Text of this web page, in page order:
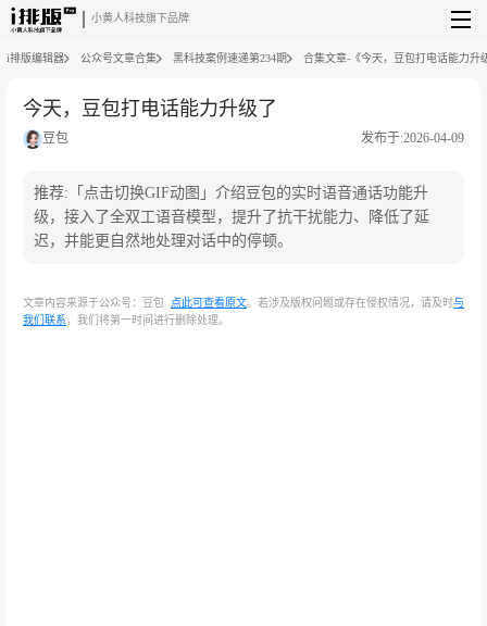
小黄人科技旗下品牌
i排版编辑器 公众号文章合集 黑科技案例速递第234期 合集文章-《今天，豆包打电话能力升
今天，豆包打电话能力升级了
豆包 发布于:2026-04-09
推荐:「点击切换GIF动图」介绍豆包的实时语音通话功能升
级，接入了全双工语音模型，提升了抗干扰能力、降低了延
迟，并能更自然地处理对话中的停顿。
文章内容来源于公众号：豆包 点此可查看原文。若涉及版权问题或存在侵权情况，请及时与
我们联系 ，我们将第一时间进行删除处理。